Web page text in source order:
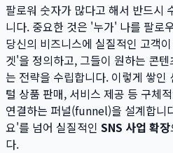
팔로워 숫자가 많다고 해서 반드시
니다. 중요한 것은 '누가' 나를 팔로
당신의 비즈니스에 실질적인 고객
겟'을 정의하고, 그들이 원하는 콘
는 전략을 수립합니다. 이렇게 쌓인
털 상품 판매, 서비스 제공 등 구체
연결하는 퍼널(funnel)을 설계합니
요'를 넘어 실질적인 SNS 사업 확장
다.